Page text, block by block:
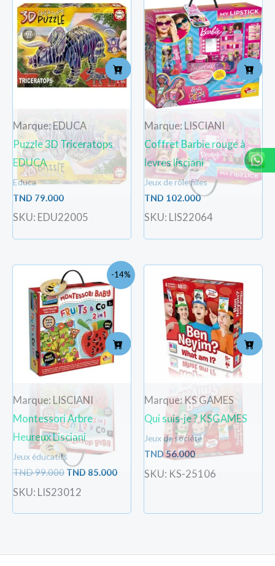
Marque: EDUCA
Puzzle 3D Triceratops
EDUCA
Educa
TND 79.000
SKU: EDU22005
Marque: LISCIANI
Coffret Barbie rouge à
levres lisciani
Jeux de rôle filles
TND 102.000
SKU: LIS22064
-14%
Marque: LISCIANI
Montessori Arbre
Heureux Lisciani
Jeux éducatifs
TND99.000
Le
prix
initial
était :
TND
99.000.
TND 85.000
Le
prix
SKU: LIS23012
Marque: KS GAMES
Qui suis-je ? KSGAMES
Jeux de société
TND56.000
SKU: KS-25106